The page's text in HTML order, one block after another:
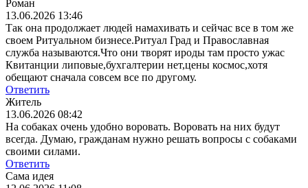
Роман
13.06.2026 13:46
Так она продолжает людей намахивать и сейчас все в том же
своем Ритуальном бизнесе.Ритуал Град и Православная
служба называются.Что они творят ироды там просто ужас
Квитанции липовые,бухгалтерии нет,цены космос,хотя
обещают сначала совсем все по другому.
Ответить
Житель
13.06.2026 08:42
На собаках очень удобно воровать. Воровать на них будут
всегда. Думаю, гражданам нужно решать вопросы с собаками
своими силами.
Ответить
Сама идея